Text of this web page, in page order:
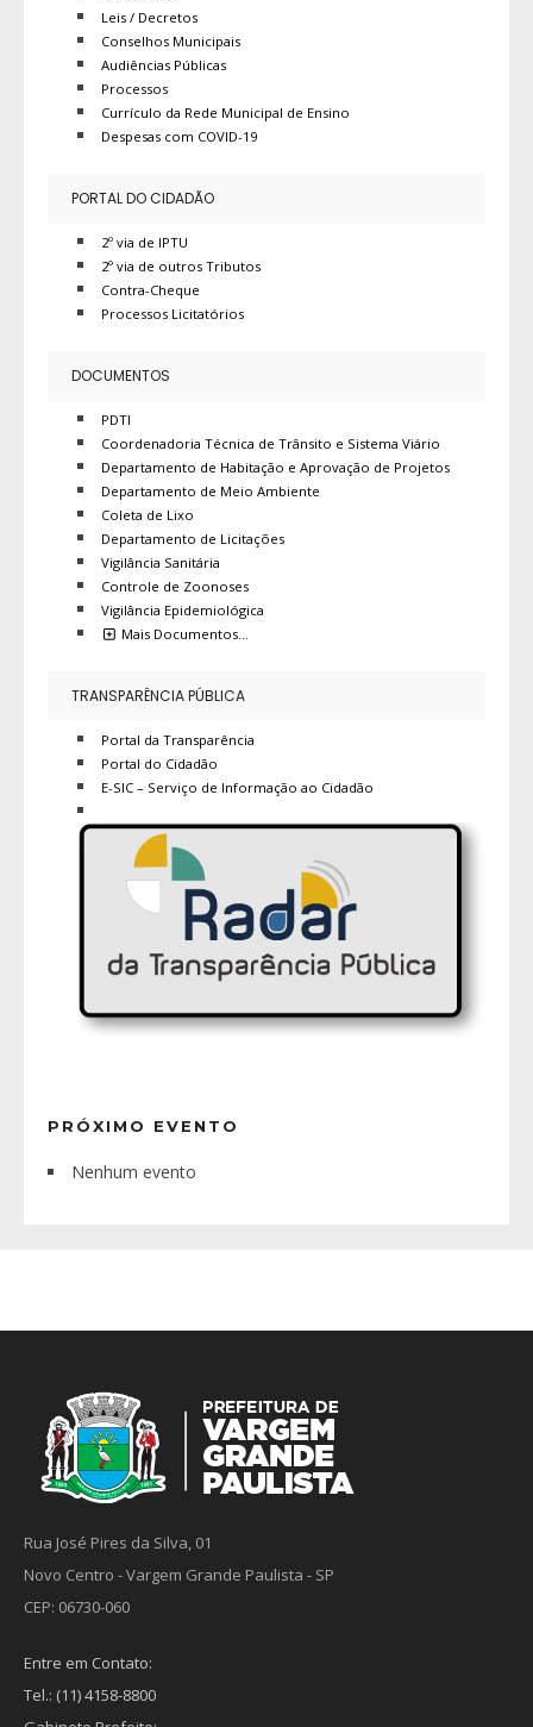
Leis / Decretos
Conselhos Municipais
Audiências Públicas
Processos
Currículo da Rede Municipal de Ensino
Despesas com COVID-19
PORTAL DO CIDADÃO
2º via de IPTU
2º via de outros Tributos
Contra-Cheque
Processos Licitatórios
DOCUMENTOS
PDTI
Coordenadoria Técnica de Trânsito e Sistema Viário
Departamento de Habitação e Aprovação de Projetos
Departamento de Meio Ambiente
Coleta de Lixo
Departamento de Licitações
Vigilância Sanitária
Controle de Zoonoses
Vigilância Epidemiológica
Mais Documentos…
TRANSPARÊNCIA PÚBLICA
Portal da Transparência
Portal do Cidadão
E-SIC – Serviço de Informação ao Cidadão
PRÓXIMO EVENTO
Nenhum evento
Rua José Pires da Silva, 01
Novo Centro - Vargem Grande Paulista - SP
CEP: 06730-060
Entre em Contato:
Tel.: (11) 4158-8800